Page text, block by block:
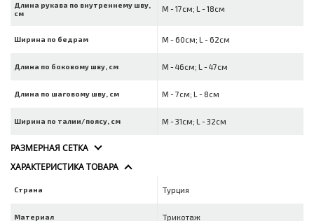
Длина рукава по внутреннему шву,
см
M - 17см; L - 18см
Ширина по бедрам M - 60см; L - 62см
Длина по боковому шву, см M - 46см; L - 47см
Длина по шаговому шву, см M - 7см; L - 8см
Ширина по талии/поясу, см M - 31см; L - 32см
РАЗМЕРНАЯ СЕТКА
ХАРАКТЕРИСТИКА ТОВАРА
Страна Турция
Материал Трикотаж